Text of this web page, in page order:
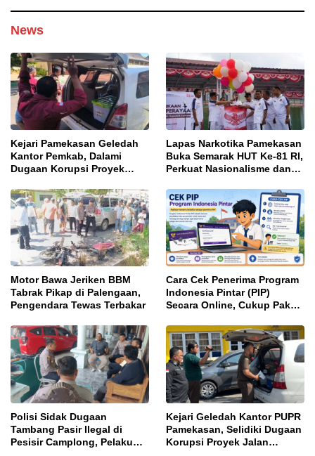
News
Kejari Pamekasan Geledah
Kantor Pemkab, Dalami
Dugaan Korupsi Proyek
Lapas Narkotika Pamekasan
Buka Semarak HUT Ke-81 RI,
Perkuat Nasionalisme dan
Motor Bawa Jeriken BBM
Tabrak Pikap di Palengaan,
Pengendara Tewas Terbakar
Cara Cek Penerima Program
Indonesia Pintar (PIP)
Secara Online, Cukup Pakai
Polisi Sidak Dugaan
Tambang Pasir Ilegal di
Pesisir Camplong, Pelaku
Kejari Geledah Kantor PUPR
Pamekasan, Selidiki Dugaan
Korupsi Proyek Jalan